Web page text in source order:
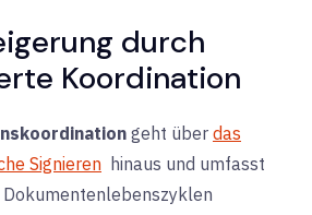
durch
Koordination
geht über das
Signieren hinaus und umfasst